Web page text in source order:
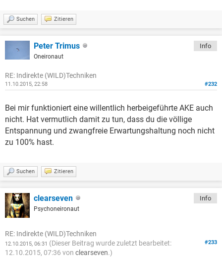
Suchen Zitieren
Peter Trimus
Oneironaut
Info
RE: Indirekte (WILD)Techniken
#232
11.10.2015, 22:58
Bei mir funktioniert eine willentlich herbeigeführte AKE auch
nicht. Hat vermutlich damit zu tun, dass du die völlige
Entspannung und zwangfreie Erwartungshaltung noch nicht
zu 100% hast.
Suchen Zitieren
clearseven
Psychoneironaut
Info
RE: Indirekte (WILD)Techniken
#233
12.10.2015, 06:31 (Dieser Beitrag wurde zuletzt bearbeitet:
12.10.2015, 07:36 von clearseven.)